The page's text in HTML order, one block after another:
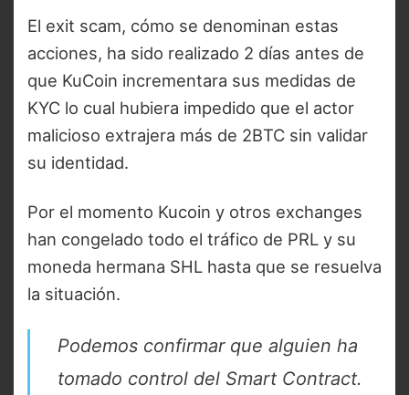
El exit scam, cómo se denominan estas
acciones, ha sido realizado 2 días antes de
que KuCoin incrementara sus medidas de
KYC lo cual hubiera impedido que el actor
malicioso extrajera más de 2BTC sin validar
su identidad.
Por el momento Kucoin y otros exchanges
han congelado todo el tráfico de PRL y su
moneda hermana SHL hasta que se resuelva
la situación.
Podemos confirmar que alguien ha
tomado control del Smart Contract.